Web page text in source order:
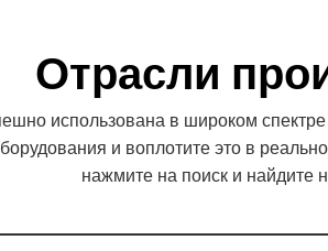
Отрасли
использована в широком
и воплотите это в
нажмите на поиск и найдите